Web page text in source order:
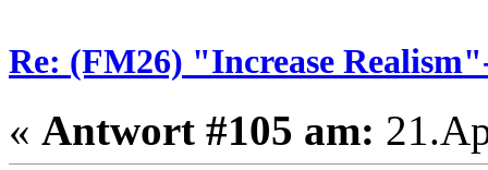
Re: (FM26) "Increase
« Antwort #105 am: